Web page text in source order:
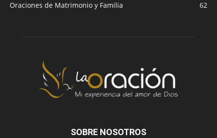
Oraciones de Matrimonio y Familia
62
SOBRE NOSOTROS